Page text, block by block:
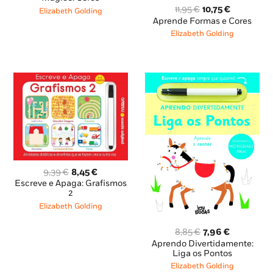
era:
é:
Elizabeth Golding 11,95€ O
preço
original
10,75€O
preço
atual
é:
Aprende Formas e Cores
Elizabeth Golding
9,39€ O
preço
original
era:
8,45€O
preço
é:
Escreve e Apaga: Grafismos
2
Elizabeth Golding
8,85€ O
preço
original
era:
7,96€O
preço
atual
é:
Aprendo Divertidamente:
Liga os Pontos
Elizabeth Golding